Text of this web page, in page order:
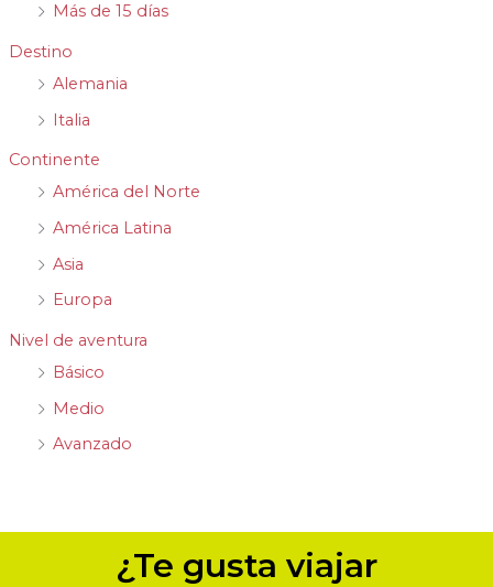
Más de 15 días
Destino
Alemania
Italia
Continente
América del Norte
América Latina
Asia
Europa
Nivel de aventura
Básico
Medio
Avanzado
¿Te gusta viajar